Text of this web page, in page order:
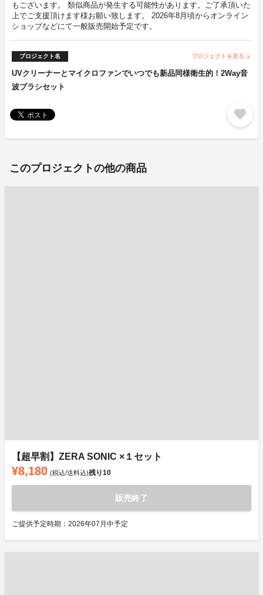
もございます。 類似商品が発生する可能性があります。ご了承頂いた
上でご支援頂けます様お願い致します。 2026年8月頃からオンライン
ショップなどにて一般販売開始予定です。
プロジェクト名 プロジェクトを見る arrow_forward
UVクリーナーとマイクロファンでいつでも新品同様衛生的！2Way音
波ブラシセット
favorite
このプロジェクトの他の商品
【超早割】ZERA SONIC ×１セット
¥8,180 (税込/送料込)残り10
販売終了
ご提供予定時期：2026年07月中予定